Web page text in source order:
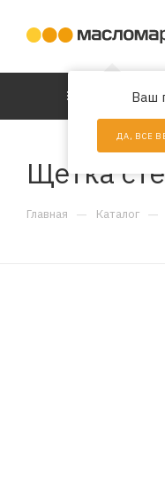
Ваш
ДА, ВСЕ
КАТАЛОГ
Щетка
Главная — Каталог —